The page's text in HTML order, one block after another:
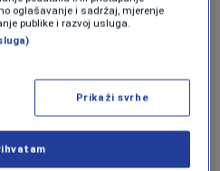
i u pojedinačnoj
do četvrtfinala.
borbe zaustavila
Kamila Olga Kastracani
oglašavanje i sadržaj, mjerenje
publike i razvoj usluga.
Prikaži svrhe